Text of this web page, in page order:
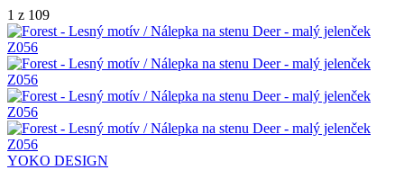
1 z 109
YOKO DESIGN